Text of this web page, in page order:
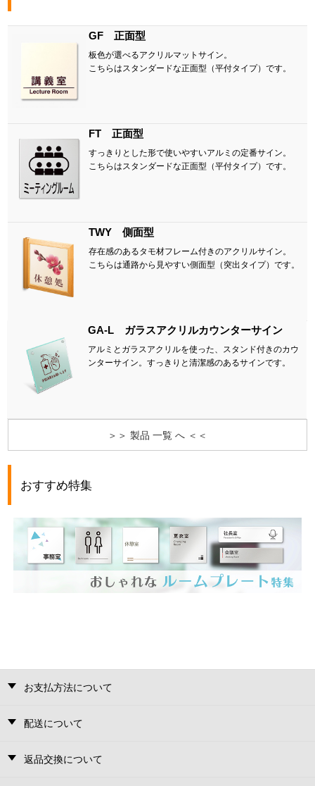
GF 正面型
板色が選べるアクリルマットサイン。
こちらはスタンダードな正面型（平付タイプ）です。
FT 正面型
すっきりとした形で使いやすいアルミの定番サイン。
こちらはスタンダードな正面型（平付タイプ）です。
TWY 側面型
存在感のあるタモ材フレーム付きのアクリルサイン。
こちらは通路から見やすい側面型（突出タイプ）です。
GA-L ガラスアクリルカウンターサイン
アルミとガラスアクリルを使った、スタンド付きのカウ
ンターサイン。すっきりと清潔感のあるサインです。
＞＞ 製品 一覧 へ ＜＜
おすすめ特集
お支払方法について
配送について
返品交換について